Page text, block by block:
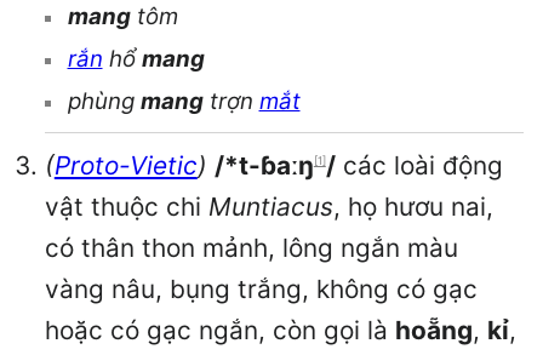
mangtôm
rắn hổmang
phùng mangtrợn mắt
(Proto-Vietic) /*t-ɓaːŋ [1] /các loài động
vật thuộc chi Muntiacus, họ hươu nai,
có thân thon mảnh, lông ngắn màu
vàng nâu, bụng trắng, không có gạc
hoặc có gạc ngắn, còn gọi là hoẵng, kỉ,